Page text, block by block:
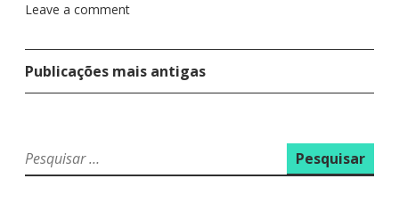
Leave a comment
N
E
G
Publicações mais antigas
P
e